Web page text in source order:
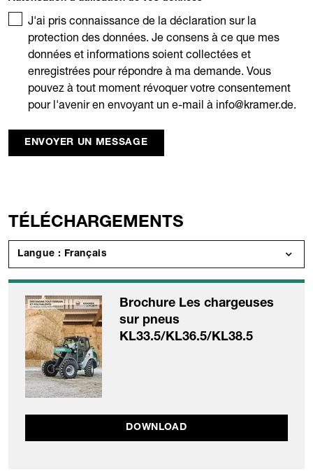
J'ai pris connaissance de la déclaration sur la
protection des données. Je consens à ce que mes
données et informations soient collectées et
enregistrées pour répondre à ma demande. Vous
pouvez à tout moment révoquer votre consentement
pour l'avenir en envoyant un e-mail à info@kramer.de.
ENVOYER UN MESSAGE
TÉLÉCHARGEMENTS
Langue : Français
Brochure Les chargeuses
sur pneus
KL33.5/KL36.5/KL38.5
DOWNLOAD